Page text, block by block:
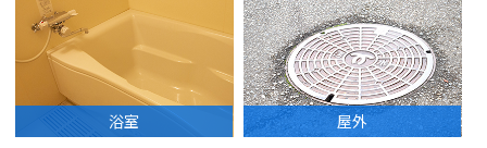
浴室 屋外